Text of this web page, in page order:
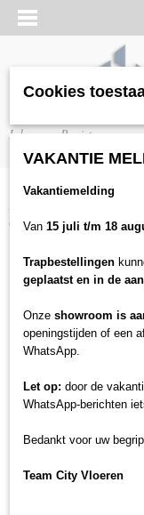
Inloggen Registreren
Home
6079
Cookies
VAKANTIE
Vakantiemelding
Van 15 juli t/m 18
Trapbestellingen
geplaatst en in de
Onze showroom is
openingstijden of een
WhatsApp.
Let op: door de
WhatsApp-berichten
Bedankt voor uw
Team City Vloeren